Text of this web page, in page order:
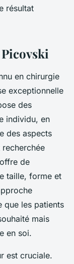
résultat
en chirurgie
exceptionnelle
des
individu, en
des aspects
de
taille, forme et
que les patients
mais
en soi.
est cruciale.